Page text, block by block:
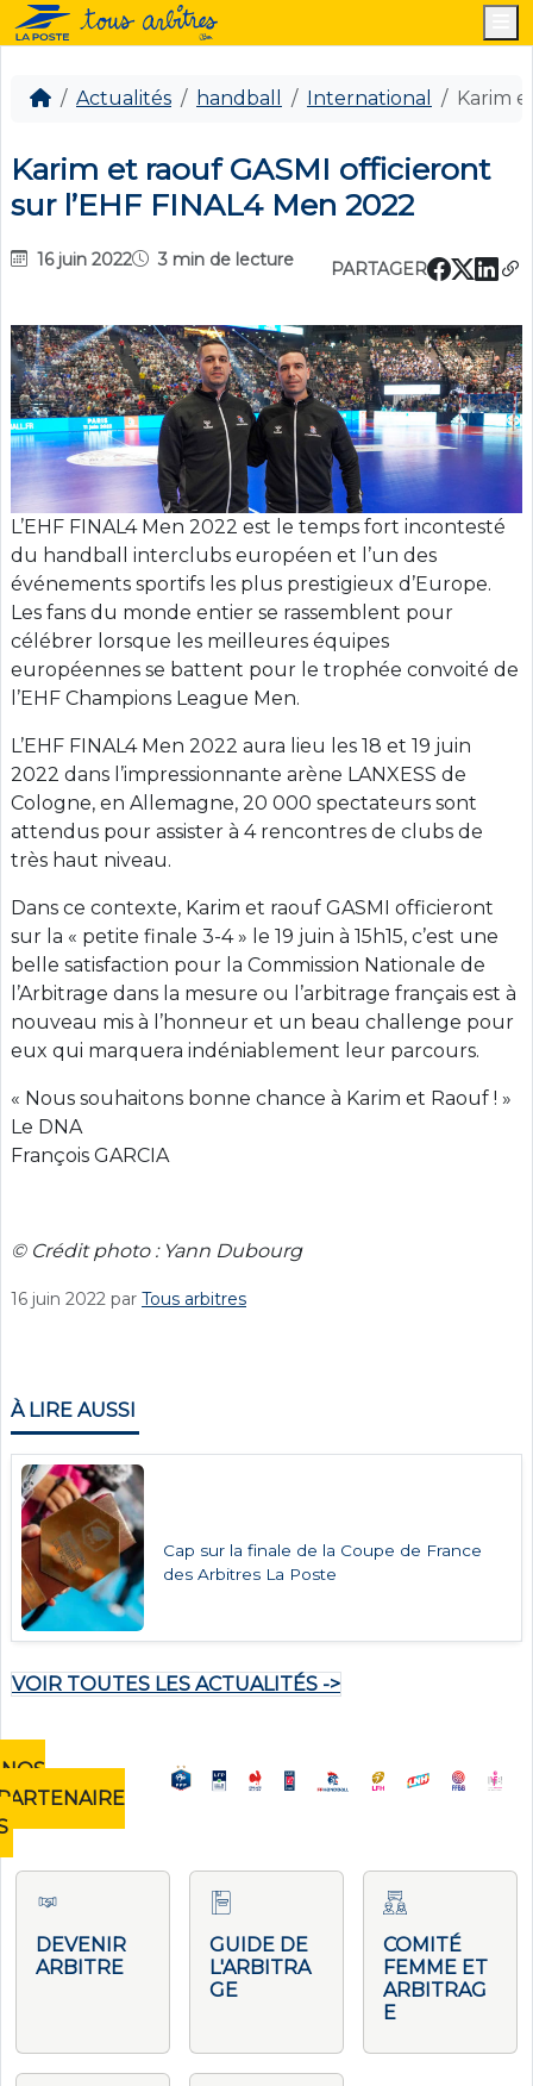
Actualités handball International Karim
Karim et raouf GASMI officieront
sur l’EHF FINAL4 Men 2022
16 juin 2022 3 min de lecture PARTAGER
L’EHF FINAL4 Men 2022 est le temps fort incontesté
du handball interclubs européen et l’un des
événements sportifs les plus prestigieux d’Europe.
Les fans du monde entier se rassemblent pour
célébrer lorsque les meilleures équipes
européennes se battent pour le trophée convoité de
l’EHF Champions League Men.
L’EHF FINAL4 Men 2022 aura lieu les 18 et 19 juin
2022 dans l’impressionnante arène LANXESS de
Cologne, en Allemagne, 20 000 spectateurs sont
attendus pour assister à 4 rencontres de clubs de
très haut niveau.
Dans ce contexte, Karim et raouf GASMI officieront
sur la « petite finale 3-4 » le 19 juin à 15h15, c’est une
belle satisfaction pour la Commission Nationale de
l’Arbitrage dans la mesure ou l’arbitrage français est à
nouveau mis à l’honneur et un beau challenge pour
eux qui marquera indéniablement leur parcours.
« Nous souhaitons bonne chance à Karim et Raouf ! »
Le DNA
François GARCIA
© Crédit photo : Yann Dubourg
16 juin 2022 par Tous arbitres
À LIRE AUSSI
Cap sur la finale de la Coupe de France
des Arbitres La Poste
VOIR TOUTES LES ACTUALITÉS ->
NOS
DEVENIR
ARBITRE
GUIDE DE
L'ARBITRA
GE
COMITÉ
FEMME ET
ARBITRAG
E